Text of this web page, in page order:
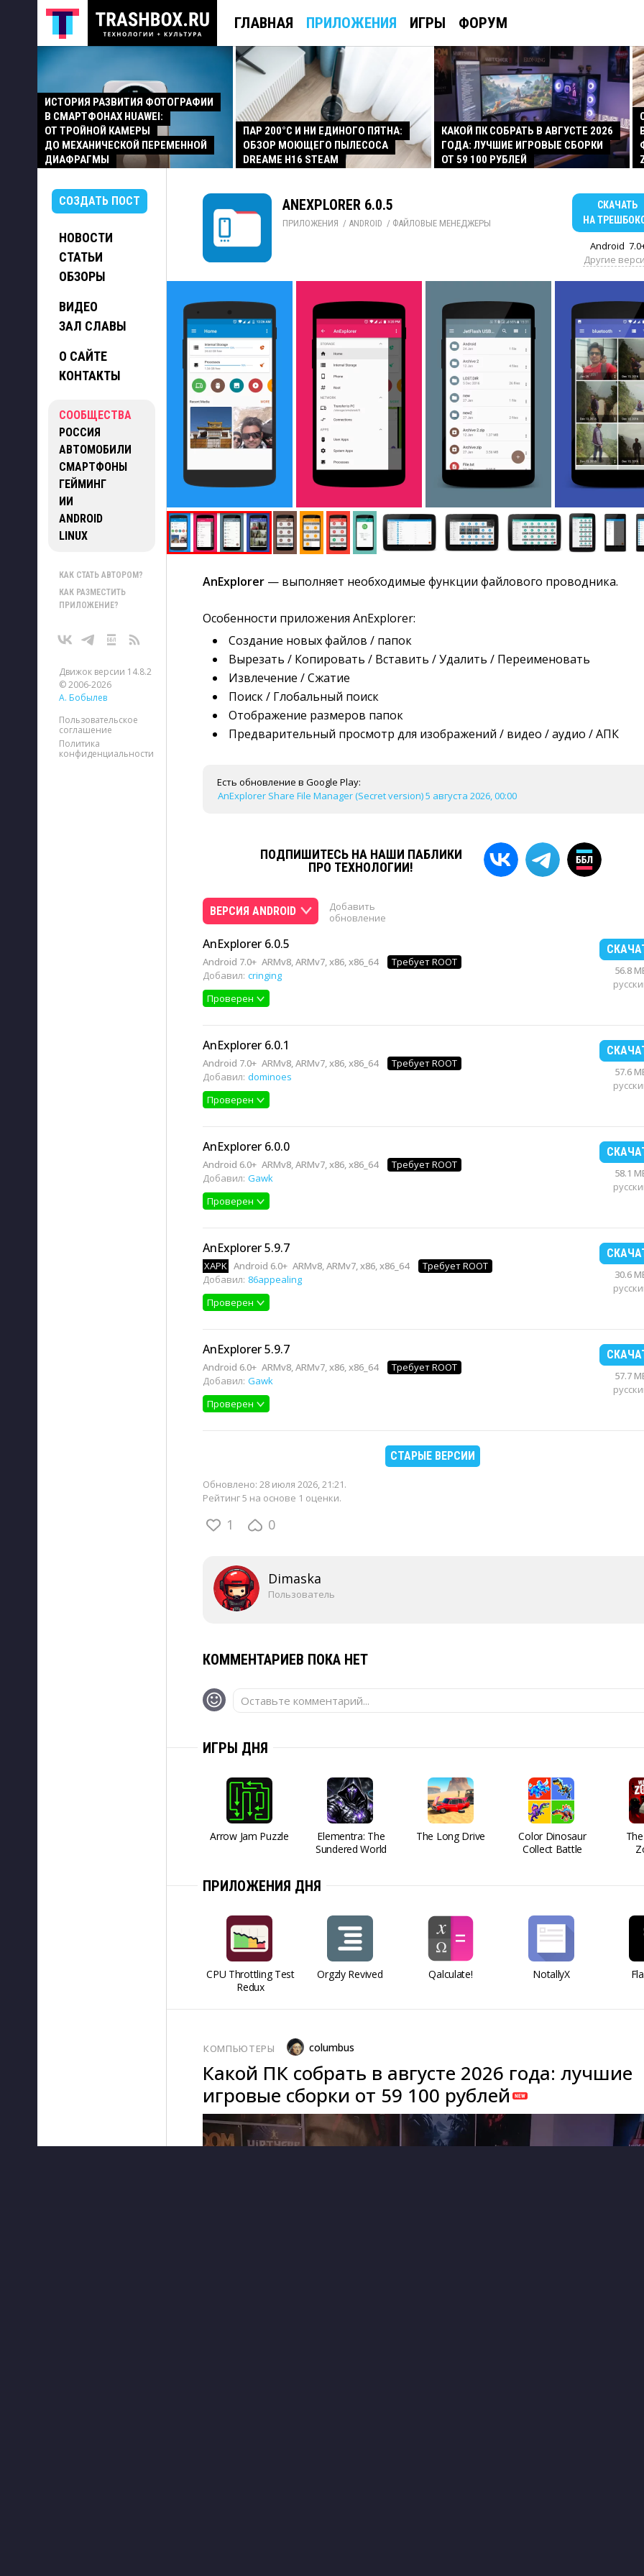
ГЛАВНАЯ ПРИЛОЖЕНИЯ ИГРЫ ФОРУМ
ИСТОРИЯ РАЗВИТИЯ ФОТОГРАФИИ
В СМАРТФОНАХ HUAWEI:
ОТ ТРОЙНОЙ КАМЕРЫ
ДО МЕХАНИЧЕСКОЙ ПЕРЕМЕННОЙ
ДИАФРАГМЫ
ПАР 200°C И НИ ЕДИНОГО ПЯТНА:
ОБЗОР МОЮЩЕГО ПЫЛЕСОСА
DREAME H16 STEAM
КАКОЙ ПК СОБРАТЬ В АВГУСТЕ 2026
ГОДА: ЛУЧШИЕ ИГРОВЫЕ СБОРКИ
ОТ 59 100 РУБЛЕЙ
СОЗДАТЬ ПОСТ
НОВОСТИ
СТАТЬИ
ОБЗОРЫ
ВИДЕО
ЗАЛ СЛАВЫ
О САЙТЕ
КОНТАКТЫ
СООБЩЕСТВА
РОССИЯ
АВТОМОБИЛИ
СМАРТФОНЫ
ГЕЙМИНГ
ИИ
ANDROID
LINUX
КАК СТАТЬ АВТОРОМ?
КАК РАЗМЕСТИТЬ
ПРИЛОЖЕНИЕ?
Движок версии 14.8.2
© 2006-2026
А. Бобылев
Пользовательское
соглашение
Политика
конфиденциальности
ANEXPLORER 6.0.5
ПРИЛОЖЕНИЯ / ANDROID / ФАЙЛОВЫЕ МЕНЕДЖЕРЫ
СКАЧАТЬ
НА
Android
Другие
AnExplorer — выполняет необходимые функции файлового проводника.
Особенности приложения AnExplorer:
Создание новых файлов / папок
Вырезать / Копировать / Вставить / Удалить / Переименовать
Извлечение / Сжатие
Поиск / Глобальный поиск
Отображение размеров папок
Предварительный просмотр для изображений / видео / аудио / АПК
Есть обновление в Google Play:
AnExplorer Share File Manager (Secret version) 5 августа 2026, 00:00
ПОДПИШИТЕСЬ НА НАШИ ПАБЛИКИ
ПРО ТЕХНОЛОГИИ!
ВЕРСИЯ ANDROID
Добавить
обновление
AnExplorer 6.0.5
Android 7.0+ ARMv8, ARMv7, x86, x86_64
Требует ROOT
Добавил: cringing
Проверен
56.8
AnExplorer 6.0.1
Android 7.0+ ARMv8, ARMv7, x86, x86_64
Требует ROOT
Добавил: dominoes
Проверен
57.6
AnExplorer 6.0.0
Android 6.0+ ARMv8, ARMv7, x86, x86_64
Требует ROOT
Добавил: Gawk
Проверен
58.1
AnExplorer 5.9.7
XAPK Android 6.0+ ARMv8, ARMv7, x86, x86_64
Требует ROOT
Добавил: 86appealing
Проверен
30.6
AnExplorer 5.9.7
Android 6.0+ ARMv8, ARMv7, x86, x86_64
Требует ROOT
Добавил: Gawk
Проверен
57.7
СТАРЫЕ ВЕРСИИ
Обновлено: 28 июля 2026, 21:21.
Рейтинг 5 на основе 1 оценки.
1 0
Dimaska
Пользователь
КОММЕНТАРИЕВ ПОКА НЕТ
Оставьте комментарий...
ИГРЫ ДНЯ
Arrow Jam Puzzle
Elementra: The
Sundered World
The Long Drive
Color Dinosaur
Collect Battle
ПРИЛОЖЕНИЯ ДНЯ
CPU Throttling Test
Redux
Orgzly Revived Qalculate! NotallyX
КОМПЬЮТЕРЫ columbus
Какой ПК собрать в августе 2026 года: лучшие
игровые сборки от 59 100 рублей